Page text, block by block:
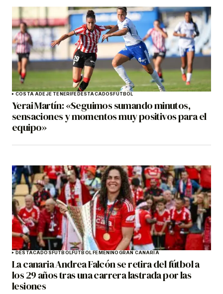
COSTA ADEJE TENERIFE DESTACADOS FÚTBOL
Yerai Martín: «Seguimos sumando minutos,
sensaciones y momentos muy positivos para el
equipo»
DESTACADOS FÚTBOLFÚTBOL FEMENINOGRAN CANARIA
La canaria Andrea Falcón se retira del fútbol a
los 29 años tras una carrera lastrada por las
lesiones